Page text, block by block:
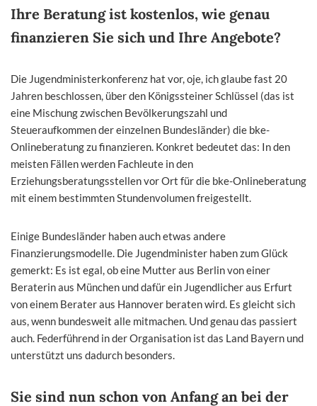
Ihre Beratung ist kostenlos, wie genau
finanzieren Sie sich und Ihre Angebote?
Die Jugendministerkonferenz hat vor, oje, ich glaube fast 20
Jahren beschlossen, über den Königssteiner Schlüssel (das ist
eine Mischung zwischen Bevölkerungszahl und
Steueraufkommen der einzelnen Bundesländer) die bke-
Onlineberatung zu finanzieren. Konkret bedeutet das: In den
meisten Fällen werden Fachleute in den
Erziehungsberatungsstellen vor Ort für die bke-Onlineberatung
mit einem bestimmten Stundenvolumen freigestellt.
Einige Bundesländer haben auch etwas andere
Finanzierungsmodelle. Die Jugendminister haben zum Glück
gemerkt: Es ist egal, ob eine Mutter aus Berlin von einer
Beraterin aus München und dafür ein Jugendlicher aus Erfurt
von einem Berater aus Hannover beraten wird. Es gleicht sich
aus, wenn bundesweit alle mitmachen. Und genau das passiert
auch. Federführend in der Organisation ist das Land Bayern und
unterstützt uns dadurch besonders.
Sie sind nun schon von Anfang an bei der